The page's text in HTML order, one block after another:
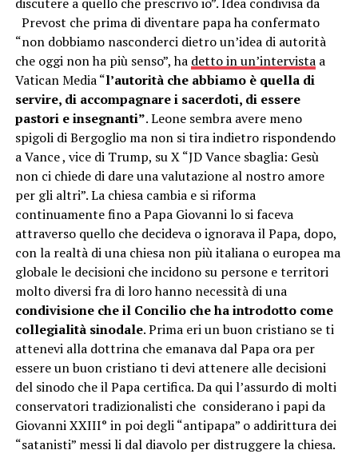
Prevost che prima di diventare papa ha confermato
“non dobbiamo nasconderci dietro un’idea di autorità
che oggi non ha più senso”, ha detto in un’intervistaa
Vatican Media “l’autorità che abbiamo è quella di
servire, di accompagnare i sacerdoti, di essere
pastori e insegnanti”. Leone sembra avere meno
spigoli di Bergoglio ma non si tira indietro rispondendo
a Vance , vice di Trump, su X “JD Vance sbaglia: Gesù
non ci chiede di dare una valutazione al nostro amore
per gli altri”. La chiesa cambia e si riforma
continuamente fino a Papa Giovanni lo si faceva
attraverso quello che decideva o ignorava il Papa, dopo,
con la realtà di una chiesa non più italiana o europea ma
globale le decisioni che incidono su persone e territori
molto diversi fra di loro hanno necessità di una
condivisione che il Concilio che ha introdotto come
collegialità sinodale. Prima eri un buon cristiano se ti
attenevi alla dottrina che emanava dal Papa ora per
essere un buon cristiano ti devi attenere alle decisioni
del sinodo che il Papa certifica. Da qui l’assurdo di molti
conservatori tradizionalisti che considerano i papi da
Giovanni XXIII° in poi degli “antipapa” o addirittura dei
“satanisti” messi li dal diavolo per distruggere la chiesa.